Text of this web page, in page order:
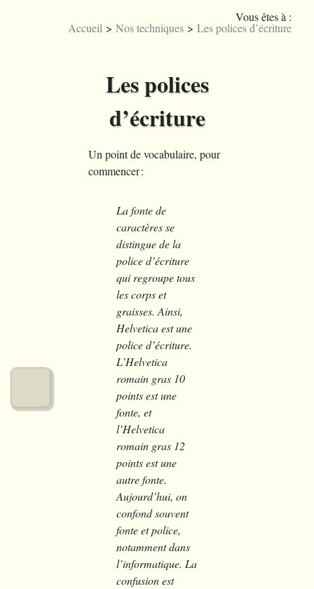
Vous êtes à :
Accueil > Nos techniques > Les polices d’écriture
Licences
Joueb
Le menu de micr0lab
Nos musiques
Nos créations graphiques
Nos arts numériques
Nos vidéos
Nos urbanités
Notre fonctionnement
Commander chez micr0lab
Les polices
d’écriture
Un point de vocabulaire, pour
commencer :
La fonte de
caractères se
distingue de la
police d’écriture
qui regroupe tous
les corps et
graisses. Ainsi,
Helvetica est une
police d’écriture.
L’Helvetica
romain gras 10
points est une
fonte, et
l’Helvetica
romain gras 12
points est une
autre fonte.
Aujourd’hui, on
confond souvent
fonte et police,
notamment dans
l’informatique. La
confusion est